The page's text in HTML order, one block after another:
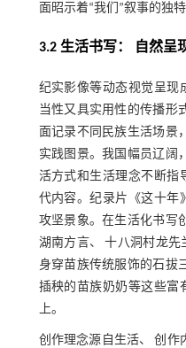
面昭示着“我们”叙事的独特
3.2 生活书写： 自然呈
纪实影像等动态视觉呈现
当性又具实用性的传播形
面记录不同民族生活场景
实践图景。我国幅员辽阔
活方式和生活理念不断指
代内容。纪录片《这十年
攻坚景象。在生活化书写
湖南方言、 十八洞村龙先
身穿苗族传统服饰的石拔
插秧的苗族奶奶等这些富
上。
创作理念源自生活、 创作